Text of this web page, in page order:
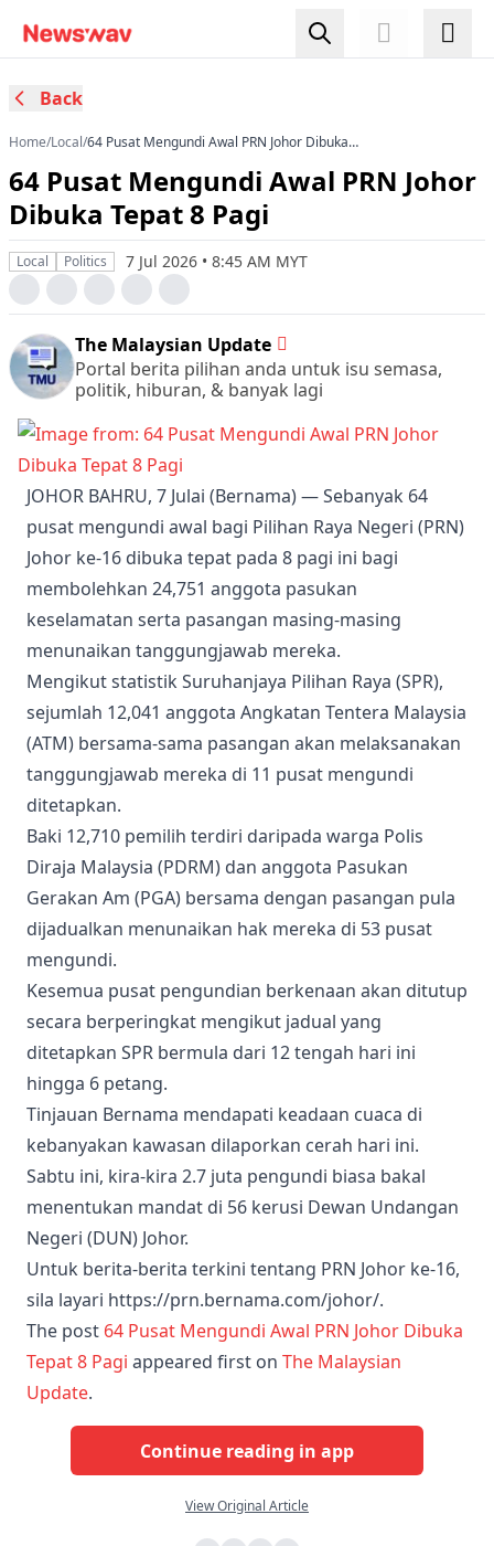
Back
Home/Local/64 Pusat Mengundi Awal PRN Johor Dibuka
64 Pusat Mengundi Awal PRN Johor
Dibuka Tepat 8 Pagi
Local Politics 7 Jul 2026 • 8:45 AM MYT
The Malaysian Update
Portal berita pilihan anda untuk isu semasa,
politik, hiburan, & banyak lagi
JOHOR BAHRU, 7 Julai (Bernama) — Sebanyak 64
pusat mengundi awal bagi Pilihan Raya Negeri (PRN)
Johor ke-16 dibuka tepat pada 8 pagi ini bagi
membolehkan 24,751 anggota pasukan
keselamatan serta pasangan masing-masing
menunaikan tanggungjawab mereka.
Mengikut statistik Suruhanjaya Pilihan Raya (SPR),
sejumlah 12,041 anggota Angkatan Tentera Malaysia
(ATM) bersama-sama pasangan akan melaksanakan
tanggungjawab mereka di 11 pusat mengundi
ditetapkan.
Baki 12,710 pemilih terdiri daripada warga Polis
Diraja Malaysia (PDRM) dan anggota Pasukan
Gerakan Am (PGA) bersama dengan pasangan pula
dijadualkan menunaikan hak mereka di 53 pusat
mengundi.
Kesemua pusat pengundian berkenaan akan ditutup
secara berperingkat mengikut jadual yang
ditetapkan SPR bermula dari 12 tengah hari ini
hingga 6 petang.
Tinjauan Bernama mendapati keadaan cuaca di
kebanyakan kawasan dilaporkan cerah hari ini.
Sabtu ini, kira-kira 2.7 juta pengundi biasa bakal
menentukan mandat di 56 kerusi Dewan Undangan
Negeri (DUN) Johor.
Untuk berita-berita terkini tentang PRN Johor ke-16,
sila layari https://prn.bernama.com/johor/.
The post 64 Pusat Mengundi Awal PRN Johor Dibuka
Tepat 8 Pagi appeared first on The Malaysian
Update.
Continue reading in app
View Original Article